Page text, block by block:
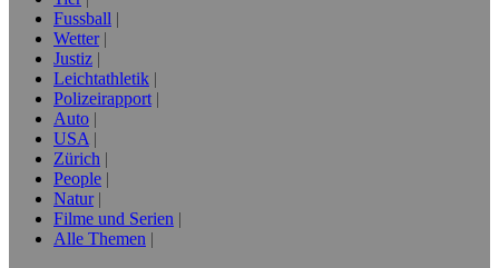
Fussball
Wetter
Justiz
Leichtathletik
Polizeirapport
Auto
USA
Zürich
People
Natur
Filme und Serien
Alle Themen